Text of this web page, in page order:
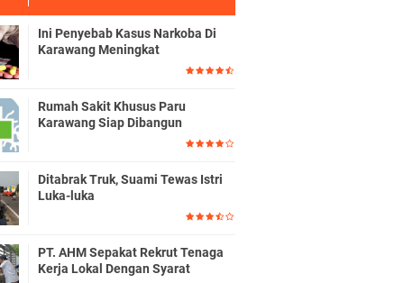
Ini Penyebab Kasus Narkoba Di
Karawang Meningkat
Rumah Sakit Khusus Paru
Karawang Siap Dibangun
Ditabrak Truk, Suami Tewas Istri
Luka-luka
PT. AHM Sepakat Rekrut Tenaga
Kerja Lokal Dengan Syarat